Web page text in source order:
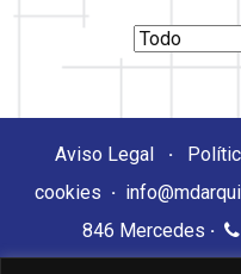
Aviso Legal ·
cookies ·
846 Mercedes ·